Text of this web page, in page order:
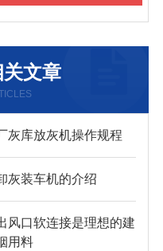
关文章
灰库放灰机操作规程
灰装车机的介绍
风口软连接是理想的建
用料